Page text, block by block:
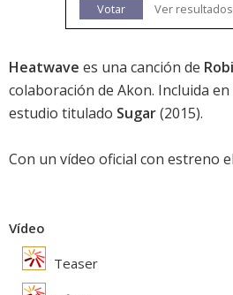
Votar
Ver resultados
Heatwave es una canción de
colaboración de Akon. Incluida
estudio titulado Sugar(2015).
Con un vídeo oficial con estreno
Vídeo
Teaser